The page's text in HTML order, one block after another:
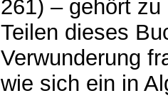
261) – gehört
Teilen dieses
Verwunderung
wie sich ein in